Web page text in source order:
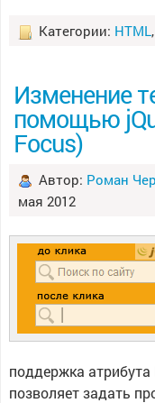
Категории: HTML,
Изменение
помощью
Focus)
Автор: Роман
мая 2012
поддержка атрибута
позволяет задать